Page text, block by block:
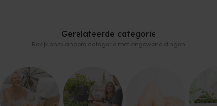
Gerelateerde categorie
Bekijk onze andere categorie met ongewone dingen